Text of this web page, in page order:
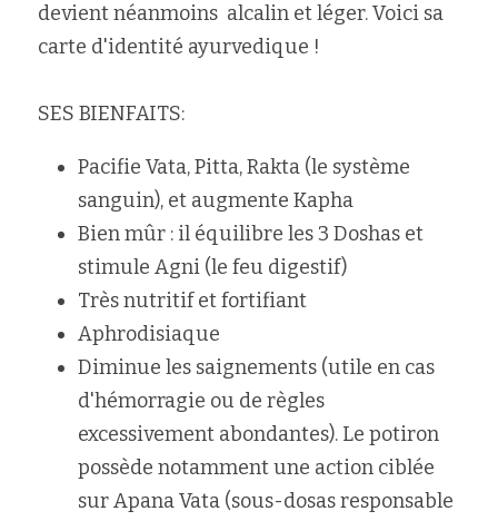
devient néanmoins  alcalin et léger. Voici sa
carte d'identité ayurvedique !
SES BIENFAITS:
Pacifie Vata, Pitta, Rakta (le système
sanguin), et augmente Kapha
Bien mûr : il équilibre les 3 Doshas et
stimule Agni (le feu digestif)
Très nutritif et fortifiant
Aphrodisiaque
Diminue les saignements (utile en cas
d'hémorragie ou de règles
excessivement abondantes). Le potiron
possède notamment une action ciblée
sur Apana Vata (sous-dosas responsable